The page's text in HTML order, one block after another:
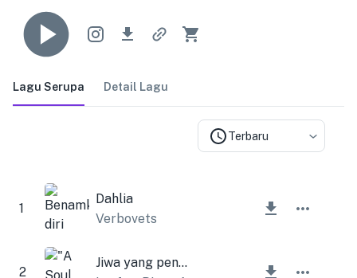
Lagu Serupa Detail Lagu
Terbaru
1
Dahlia
Verbovets
2
Jiwa yang penuh harapan